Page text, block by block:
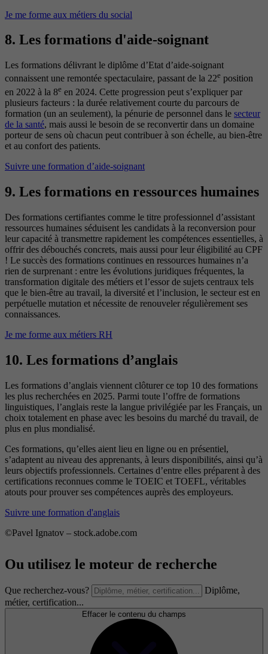
Je me forme aux métiers du social
8. Les formations d'aide-soignant
Les formations délivrant le diplôme d’Etat d’aide-soignant
connaissent une remontée spectaculaire, passant de la 22e position
en 2022 à la 8e en 2024. Cette progression peut s’expliquer par
plusieurs facteurs : la durée relativement courte du parcours de
formation (un an seulement), la pénurie de personnel dans le secteur
de la santé, mais aussi le besoin de se reconvertir dans un domaine
porteur de sens où chacun peut contribuer à son échelle, au bien-être
et au confort des patients.
Suivre une formation d’aide-soignant
9. Les formations en ressources humaines
Des formations certifiantes comme le titre professionnel d’assistant
ressources humaines séduisent les candidats à la reconversion pour
leur capacité à transmettre rapidement les compétences essentielles, à
offrir des débouchés concrets, mais aussi pour leur éligibilité au CPF
! Le succès des formations continues en ressources humaines n’a
rien de surprenant : entre les évolutions juridiques fréquentes, la
transformation digitale des métiers et l’essor de sujets centraux tels
que le bien-être au travail, la diversité et l’inclusion, le secteur est en
perpétuelle mutation et nécessite de renouveler régulièrement ses
connaissances.
Je me forme aux métiers RH
10. Les formations d’anglais
Les formations d’anglais viennent clôturer ce top 10 des formations
les plus recherchées en 2025. Parmi toute l’offre de formations
linguistiques, l’anglais reste la langue privilégiée par les Français, un
choix totalement en phase avec les besoins du marché du travail, de
plus en plus mondialisé.
Ces formations, qu’elles aient lieu en ligne ou en présentiel,
s’adaptent au niveau des apprenants, à leurs disponibilités, ainsi qu’à
leurs objectifs professionnels. Certaines d’entre elles préparent à des
certifications reconnues comme le TOEIC et TOEFL, véritables
atouts pour prouver ses compétences auprès des employeurs.
Suivre une formation d'anglais
©Pavel Ignatov – stock.adobe.com
Ou utilisez le moteur de recherche
Que recherchez-vous?
Diplôme,
métier, certification...
Effacer le contenu du champs